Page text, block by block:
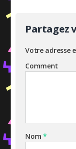
Partagez
Votre adresse
Comment
Nom*